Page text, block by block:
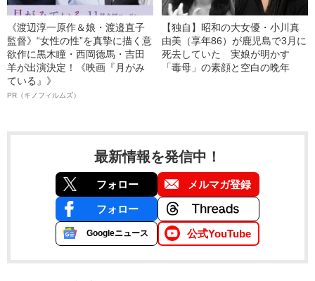
《渡辺淳一原作＆娘・渡邉直子
監督》“女性の性”を真摯に描く意
欲作に黒木瞳・西岡德馬・吉田
羊が出演決定！《映画『月がみ
ている』》
PR（キノフィルムズ）
【独自】昭和の大女優・小川真
由美（享年86）が鹿児島で3月に
死去していた 実娘が明かす
「毒母」の素顔と空白の晩年
最新情報を発信中！
フォロー メルマガ登録
フォロー
Googleニュース 公式YouTube